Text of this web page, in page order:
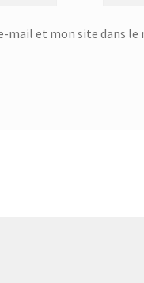
mail et mon site dans